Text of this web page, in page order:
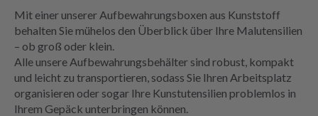
Mit einer unserer Aufbewahrungsboxen aus Kunststoff
behalten Sie mühelos den Überblick über Ihre Malutensilien
– ob groß oder klein.
Alle unsere Aufbewahrungsbehälter sind robust, kompakt
und leicht zu transportieren, sodass Sie Ihren Arbeitsplatz
organisieren oder sogar Ihre Kunstutensilien problemlos in
Ihrem Gepäck unterbringen können.